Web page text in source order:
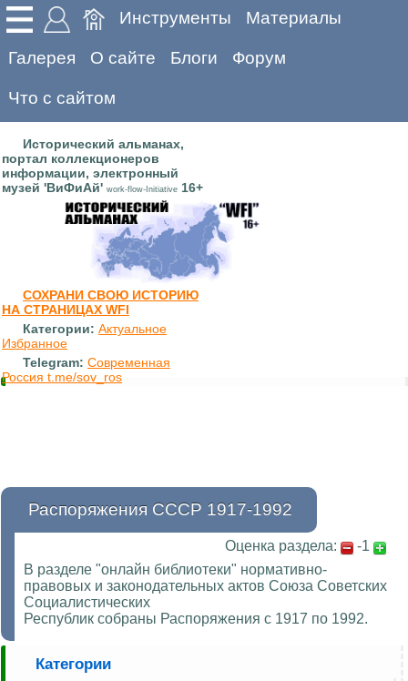
Инструменты Материалы
Галерея О сайте Блоги Форум
Что с сайтом
Исторический альманах,
портал коллекционеров
информации, электронный
музей 'ВиФиАй' work-flow-Initiative 16+
СОХРАНИ СВОЮ ИСТОРИЮ
НА СТРАНИЦАХ WFI
Категории: Актуальное
Избранное
Telegram: Современная
Россия t.me/sov_ros
Распоряжения СССР 1917-1992
Оценка раздела:
-1
В разделе "онлайн библиотеки" нормативно-
правовых и законодательных актов Союза Советских
Социалистических
Республик собраны Распоряжения с 1917 по 1992.
Категории